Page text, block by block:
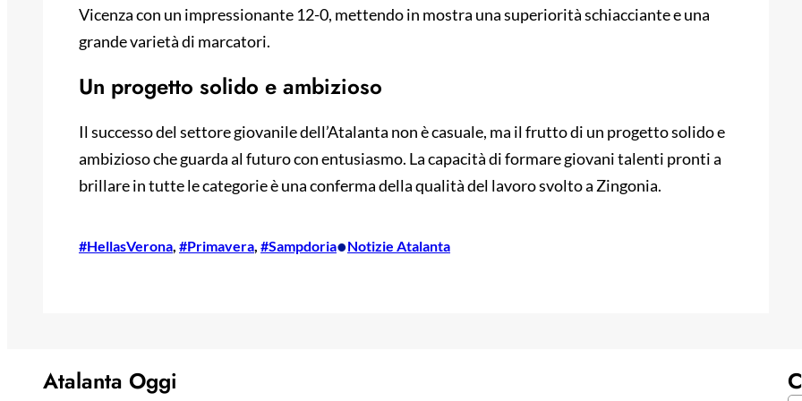
Vicenza con un impressionante 12-0, mettendo in mostra una superiorità schiacciante e una
grande varietà di marcatori.
Un progetto solido e ambizioso
Il successo del settore giovanile dell’Atalanta non è casuale, ma il frutto di un progetto solido e
ambizioso che guarda al futuro con entusiasmo. La capacità di formare giovani talenti pronti a
brillare in tutte le categorie è una conferma della qualità del lavoro svolto a Zingonia.
#HellasVerona, #Primavera, #Sampdoria•Notizie Atalanta
Atalanta Oggi